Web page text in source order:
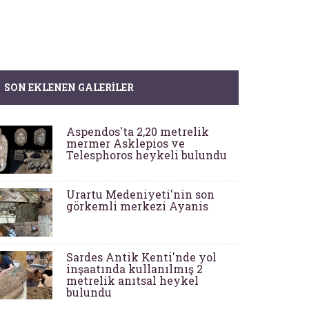
SON EKLENEN GALERILER
Aspendos'ta 2,20 metrelik
mermer Asklepios ve
Telesphoros heykeli bulundu
Urartu Medeniyeti'nin son
görkemli merkezi Ayanis
Sardes Antik Kenti'nde yol
inşaatında kullanılmış 2
metrelik anıtsal heykel
bulundu